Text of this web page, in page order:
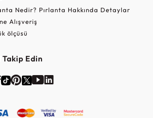
Nedir? Pırlanta Hakkında Detaylar
Alışveriş
ölçüsü
Takip Edin